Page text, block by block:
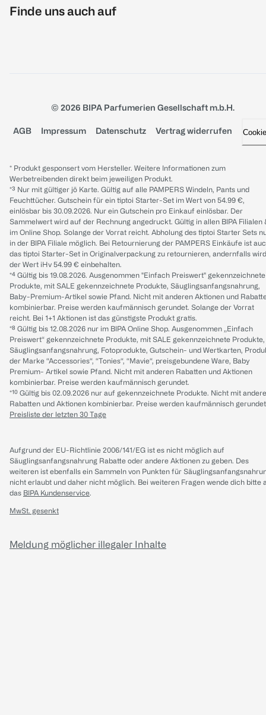
Finde uns auch auf
© 2026 BIPA Parfumerien Gesellschaft m.b.H.
AGB Impressum Datenschutz Vertrag widerrufen
* Produkt gesponsert vom Hersteller. Weitere Informationen zum
Werbetreibenden direkt beim jeweiligen Produkt.
*³ Nur mit gültiger jö Karte. Gültig auf alle PAMPERS Windeln, Pants und
Feuchttücher. Gutschein für ein tiptoi Starter-Set im Wert von 54.99 €,
einlösbar bis 30.09.2026. Nur ein Gutschein pro Einkauf einlösbar. Der
Sammelwert wird auf der Rechnung angedruckt. Gültig in allen BIPA Filialen
im Online Shop. Solange der Vorrat reicht. Abholung des tiptoi Starter Sets
in der BIPA Filiale möglich. Bei Retournierung der PAMPERS Einkäufe ist
das tiptoi Starter-Set in Originalverpackung zu retournieren, andernfalls wird
der Wert iHv 54.99 € einbehalten.
*⁴ Gültig bis 19.08.2026. Ausgenommen "Einfach Preiswert" gekennzeichnete
Produkte, mit SALE gekennzeichnete Produkte, Säuglingsanfangsnahrung,
Baby-Premium-Artikel sowie Pfand. Nicht mit anderen Aktionen und
kombinierbar. Preise werden kaufmännisch gerundet. Solange der Vorrat
reicht. Bei 1+1 Aktionen ist das günstigste Produkt gratis.
*⁸ Gültig bis 12.08.2026 nur im BIPA Online Shop. Ausgenommen „Einfach
Preiswert“ gekennzeichnete Produkte, mit SALE gekennzeichnete Produkte,
Säuglingsanfangsnahrung, Fotoprodukte, Gutschein- und Wertkarten,
der Marke “Accessories“, “Tonies“, “Mavie“, preisgebundene Ware, Baby
Premium- Artikel sowie Pfand. Nicht mit anderen Rabatten und Aktionen
kombinierbar. Preise werden kaufmännisch gerundet.
*¹⁰ Gültig bis 02.09.2026 nur auf gekennzeichnete Produkte. Nicht mit
Rabatten und Aktionen kombinierbar. Preise werden kaufmännisch
Preisliste der letzten 30 Tage
Aufgrund der EU-Richtlinie 2006/141/EG ist es nicht möglich auf
Säuglingsanfangsnahrung Rabatte oder andere Aktionen zu geben. Des
weiteren ist ebenfalls ein Sammeln von Punkten für
nicht erlaubt und daher nicht möglich. Bei weiteren Fragen wende dich bitte
das BIPA Kundenservice.
MwSt. gesenkt
Meldung möglicher illegaler Inhalte